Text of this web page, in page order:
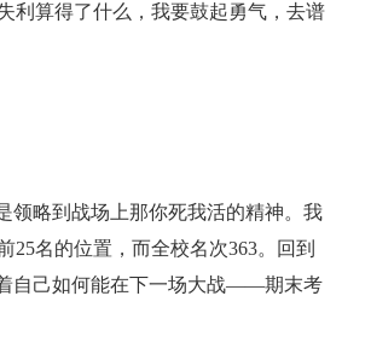
利算得了什么，我要鼓起勇气，去谱
领略到战场上那你死我活的精神。我
名的位置，而全校名次363。回到
自己如何能在下一场大战——期末考